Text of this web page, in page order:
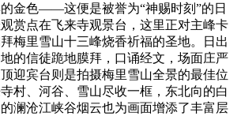
金色——这便是被誉为“神赐时刻”的日
赏点在飞来寺观景台，这里正对主峰卡
梅里雪山十三峰烧香祈福的圣地。日出
的信徒跪地膜拜，口诵经文，场面庄严
迎宾台则是拍摄梅里雪山全景的最佳位
村、河谷、雪山尽收一框，东北向的白
澜沧江峡谷烟云也为画面增添了丰富层